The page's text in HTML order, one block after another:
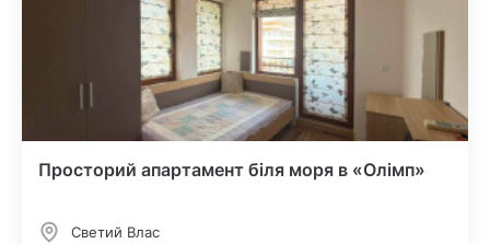
Просторий апартамент біля моря в «Олімп»
Светий Влас